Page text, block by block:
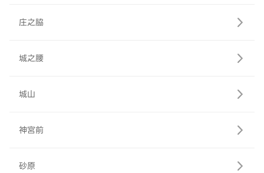
庄之脇
城之腰
城山
神宮前
砂原